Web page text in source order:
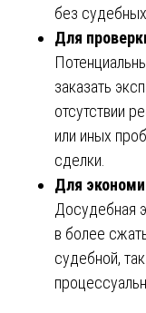
без
Для
заказать
отсутствии
или иных
сделки.
Для
Досудебная
в более
судебной,